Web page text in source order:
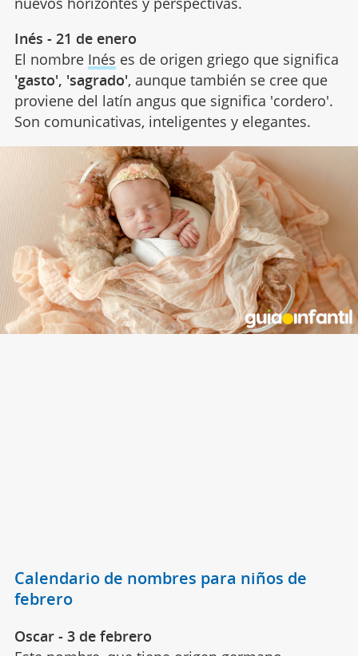
Inés - 21 de enero
El nombre Inés es de origen griego que significa
'gasto', 'sagrado', aunque también se cree que
proviene del latín angus que significa 'cordero'.
Son comunicativas, inteligentes y elegantes.
Calendario de nombres para niños de
febrero
Oscar - 3 de febrero